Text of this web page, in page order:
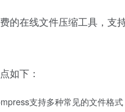
的在线文件压缩工具，支
如下：
支持多种常见的文件格